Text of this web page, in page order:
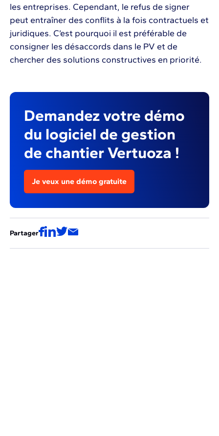
les entreprises. Cependant, le refus de signer
peut entraîner des conflits à la fois contractuels et
juridiques. C’est pourquoi il est préférable de
consigner les désaccords dans le PV et de
chercher des solutions constructives en priorité.
Demandez votre démo
du logiciel de gestion
de chantier Vertuoza !
Je veux une démo gratuite
Partager